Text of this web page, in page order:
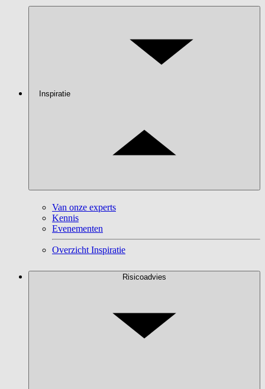
Inspiratie
Van onze experts
Kennis
Evenementen
Overzicht Inspiratie
Risicoadvies